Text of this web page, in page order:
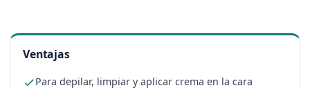
Ventajas
Para depilar, limpiar y aplicar crema en la cara